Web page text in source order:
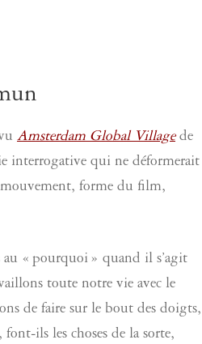
Amsterdam Global Villagede
interrogative qui ne déformerait
forme du film,
« pourquoi » quand il s’agit
toute notre vie avec le
de faire sur le bout des doigts,
ils les choses de la sorte,